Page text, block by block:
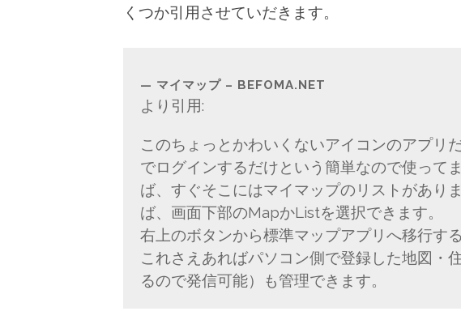
くつか引用させていだきます。
マイマップ – BEFOMA.NET
より引用:
このちょっとかわいくないアイコンのアプリ
でログインするだけという簡単なので使って
ば、すぐそこにはマイマップのリストがあり
ば、画面下部のMapかListを選択できます。
右上のボタンから標準マップアプリへ移行す
これさえあればパソコン側で登録した地図・
るので発信可能）も管理できます。